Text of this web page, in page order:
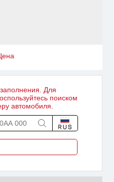
Для
поиском
автомобиля.